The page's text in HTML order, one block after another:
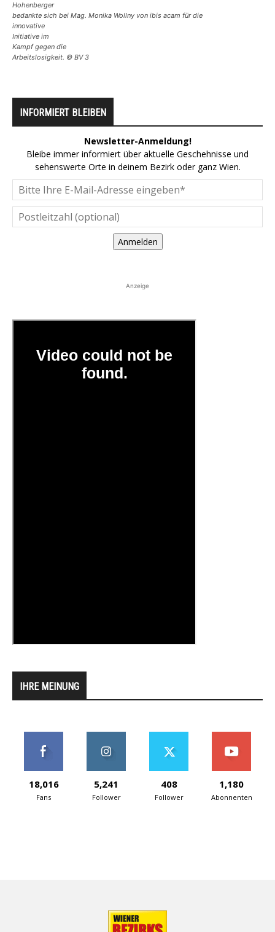
Hohenberger
bedankte sich bei Mag. Monika Wollny von ibis acam für die
innovative
Initiative im
Kampf gegen die
Arbeitslosigkeit. © BV 3
INFORMIERT BLEIBEN
Newsletter-Anmeldung!
Bleibe immer informiert über aktuelle Geschehnisse und
sehenswerte Orte in deinem Bezirk oder ganz Wien.
Anmelden
Anzeige
IHRE MEINUNG
18,016
Fans
5,241
Follower
408
Follower
1,180
Abonnenten